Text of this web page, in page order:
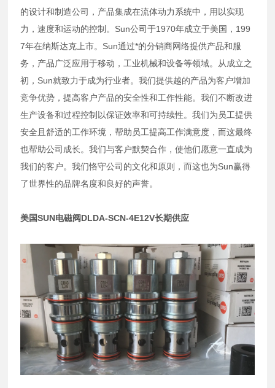
的设计和制造公司，产品集成在流体动力系统中，用以实现
力，速度和运动的控制。Sun公司于1970年成立于美国，199
7年在纳斯达克上市。Sun通过*的分销商网络提供产品和服
务，产品广泛应用于移动，工业机械和设备等领域。从成立之
初，Sun就致力于成为行业者。我们提供越的产品为客户增加
竞争优势，提高客户产品的安全性和工作性能。我们不断改进
生产设备和过程控制以保证效率和可持续性。我们为员工提供
安全且舒适的工作环境，帮助员工提高工作满意度，而这最终
也帮助公司成长。我们与客户默契合作，使他们愿意一直成为
我们的客户。我们恪守公司的文化和原则，而这也为Sun赢得
了世界性的品牌名度和良好的声誉。
美国SUN电磁阀DLDA-SCN-4E12V长期供应